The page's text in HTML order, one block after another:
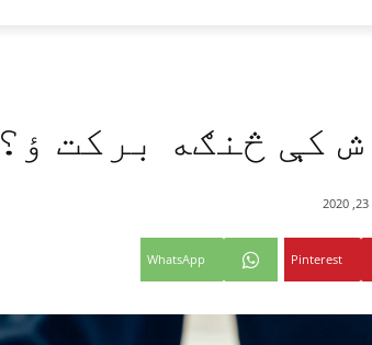
کې څنګه برکت ؤ؟
Pinterest
WhatsApp